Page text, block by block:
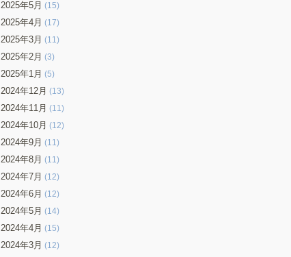
2025年5月 (15)
2025年4月 (17)
2025年3月 (11)
2025年2月 (3)
2025年1月 (5)
2024年12月 (13)
2024年11月 (11)
2024年10月 (12)
2024年9月 (11)
2024年8月 (11)
2024年7月 (12)
2024年6月 (12)
2024年5月 (14)
2024年4月 (15)
2024年3月 (12)